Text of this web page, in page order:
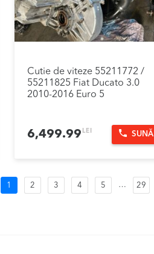
Cutie de viteze 55211772 /
55211825 Fiat Ducato 3.0
2010-2016 Euro 5
6,499.99 LEI SUNĂ
Navigare
1 2 3 4 5 … 29